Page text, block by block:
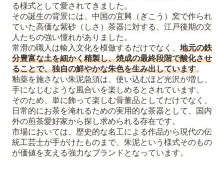
る様式として愛されてきました。
その誕生の背景には、中国の宜興（ぎこう）窯で作られ
ていた高価な紫砂（しさ）茶器に対する、江戸後期の文
人たちの強い憧れがありました。
常滑の職人は輸入文化を模倣するだけでなく、 地元の鉄
分豊富な土を細かく精製し、焼成の最終段階で酸化させ
ることで、独自の鮮やかな朱色を生み出しています。
釉薬を施さない朱泥急須は、使い込むほど光沢が増し、
手になじむような風合いを楽しめるとされています。
そのため、単に飾って楽しむ骨董品としてだけでなく、
日常的にお茶を淹れるための実用的な茶器として、国内
外の煎茶愛好家から探し求められる存在です。
市場においては、歴史的な名工による作品から現代の伝
統工芸士が手がけたものまで、朱泥という様式そのもの
が価値を支える強力なブランドとなっています。